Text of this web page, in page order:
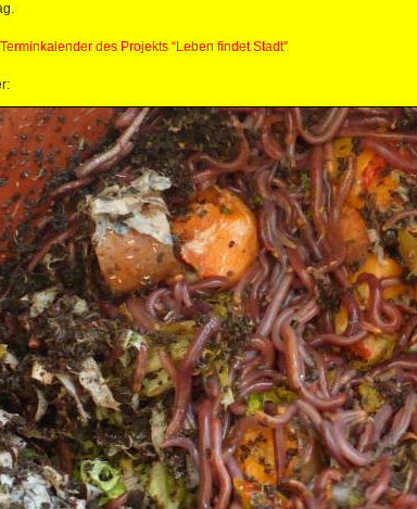
Terminkalender des Projekts “Leben findet Stadt”